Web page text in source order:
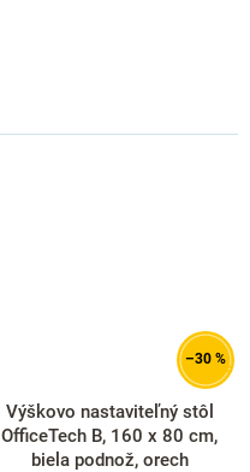
–30 %
Výškovo nastaviteľný stôl
OfficeTech B, 160 x 80 cm,
biela podnož, orech